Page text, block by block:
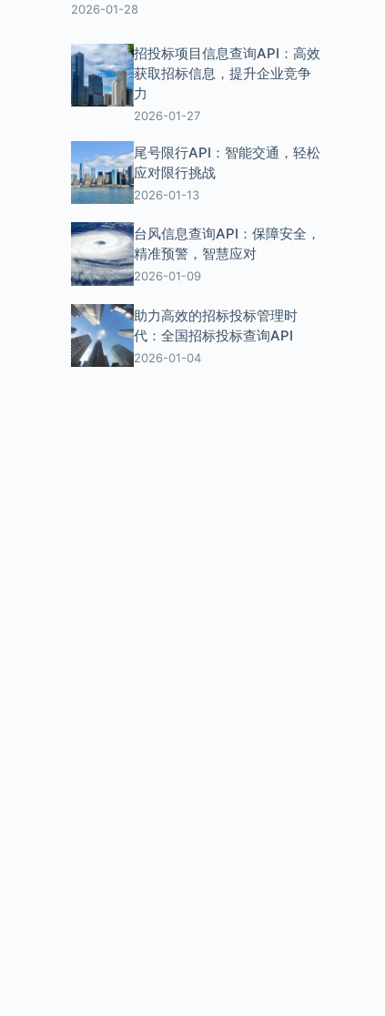
2026-01-28
招投标项目信息查询API：高效
获取招标信息，提升企业竞争
力
2026-01-27
尾号限行API：智能交通，轻松
应对限行挑战
2026-01-13
台风信息查询API：保障安全，
精准预警，智慧应对
2026-01-09
助力高效的招标投标管理时
代：全国招标投标查询API
2026-01-04